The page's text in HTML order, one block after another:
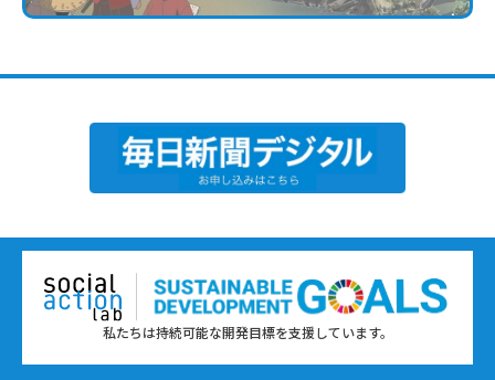
私たちは持続可能な開発目標を支援しています。